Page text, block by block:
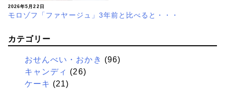
2026年5月22日
モロゾフ「ファヤージュ」3年前と比べると・・・
カテゴリー
おせんべい・おかき (96)
キャンディ (26)
ケーキ (21)